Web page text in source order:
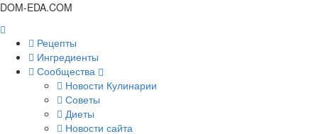
DOM-EDA.COM
Рецепты
Ингредиенты
Сообщества
Новости Кулинарии
Советы
Диеты
Новости сайта